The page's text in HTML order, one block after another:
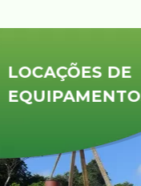
LOCAÇÕES DE
EQUIPAMENTOS